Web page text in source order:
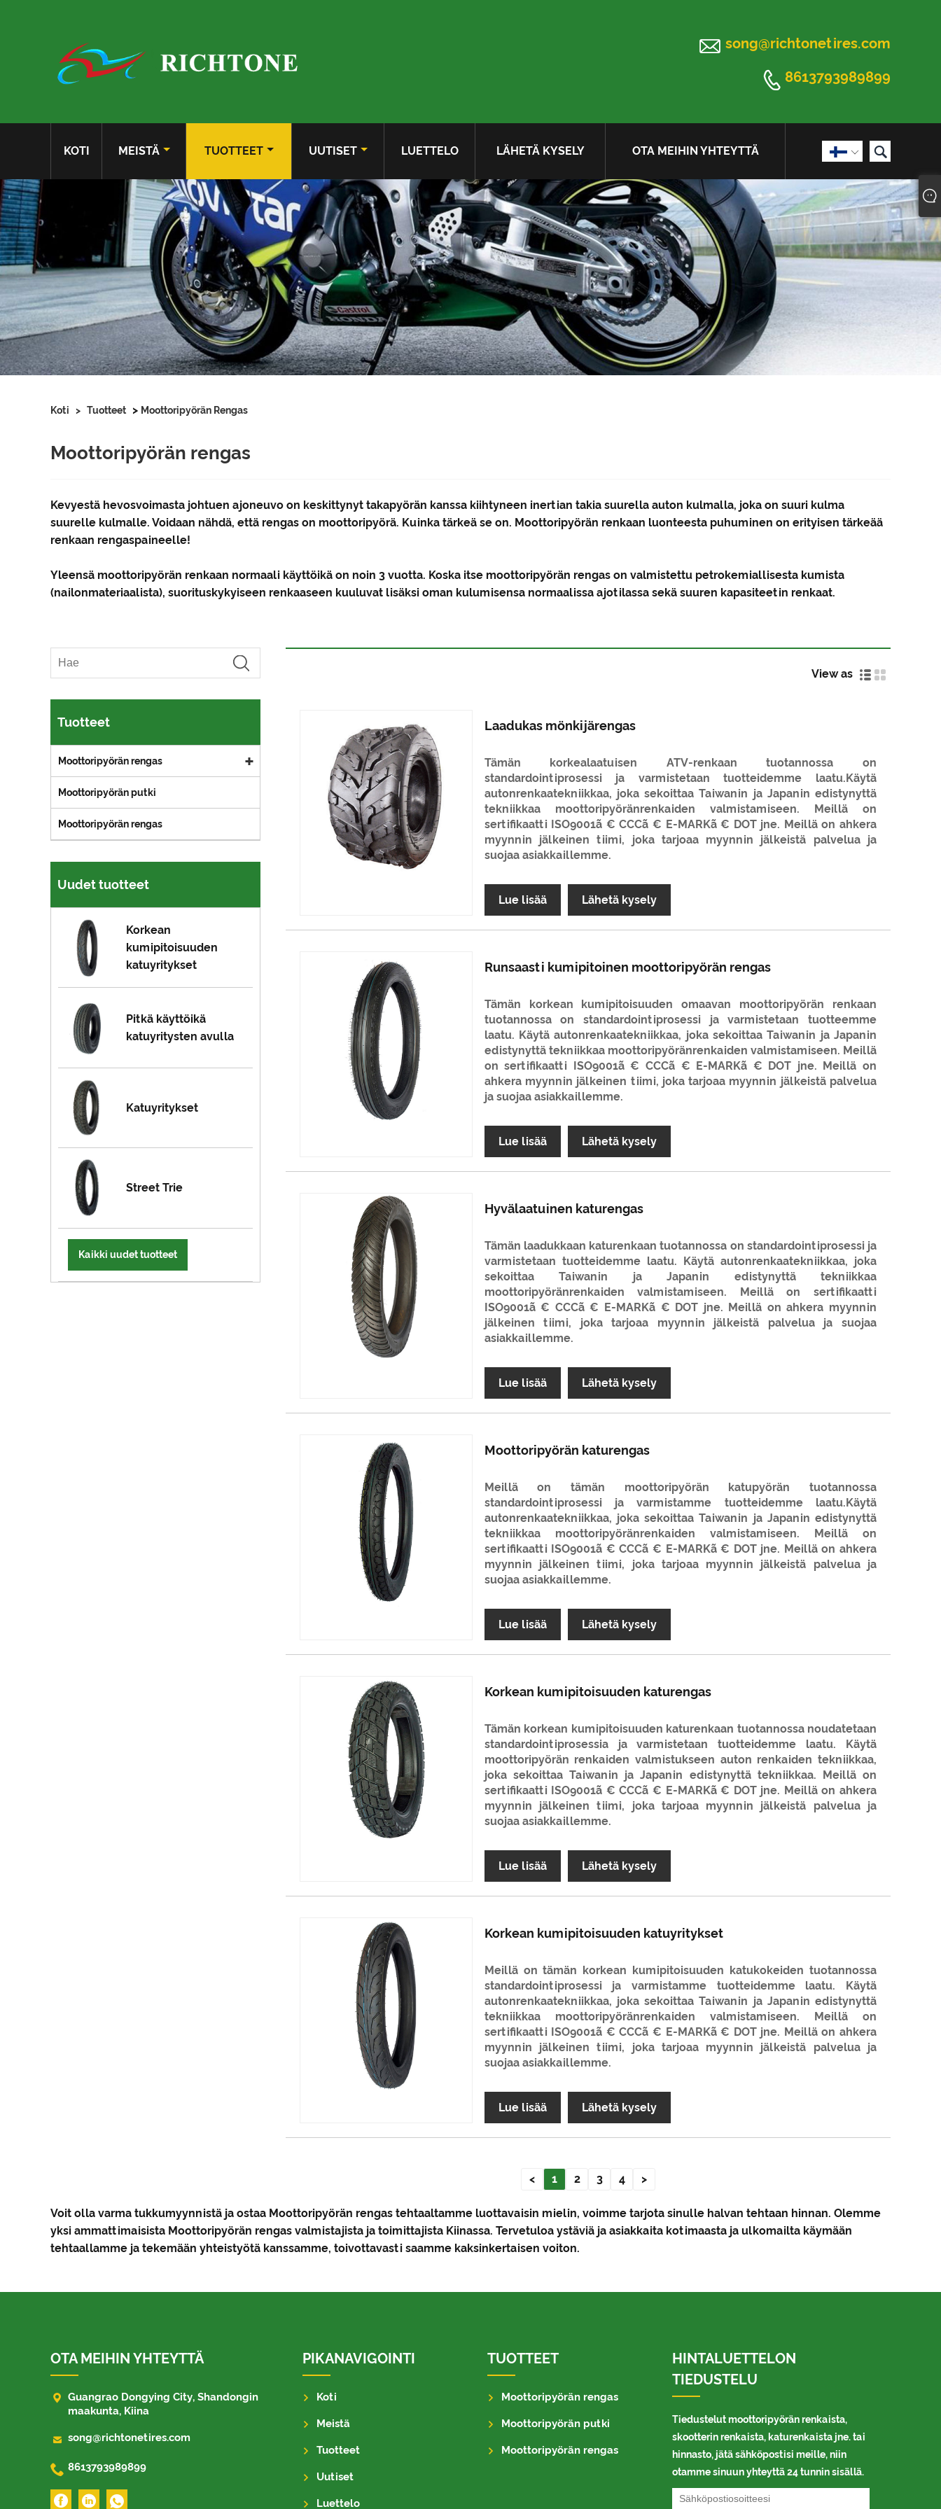
 song@richtonetires.com
 8613793989899
 
KOTI MEISTÄ TUOTTEET UUTISET LUETTELO LÄHETÄ KYSELY OTA MEIHIN YHTEYTTÄ
Koti > Tuotteet > Moottoripyörän Rengas
Moottoripyörän rengas
Kevyestä hevosvoimasta johtuen ajoneuvo on keskittynyt takapyörän kanssa kiihtyneen inertian takia suurella auton kulmalla, joka on suuri kulma
suurelle kulmalle. Voidaan nähdä, että rengas on moottoripyörä. Kuinka tärkeä se on. Moottoripyörän renkaan luonteesta puhuminen on erityisen tärkeää
renkaan rengaspaineelle!
Yleensä moottoripyörän renkaan normaali käyttöikä on noin 3 vuotta. Koska itse moottoripyörän rengas on valmistettu petrokemiallisesta kumista
(nailonmateriaalista), suorituskykyiseen renkaaseen kuuluvat lisäksi oman kulumisensa normaalissa ajotilassa sekä suuren kapasiteetin renkaat.
Tuotteet
Moottoripyörän rengas
Moottoripyörän putki
Moottoripyörän rengas
Uudet tuotteet
Korkean
kumipitoisuuden
katuyritykset
Pitkä käyttöikä
katuyritysten avulla
Katuyritykset
Street Trie
Kaikki uudet tuotteet
View as
Laadukas mönkijärengas
Tämän korkealaatuisen ATV-renkaan tuotannossa on
standardointiprosessi ja varmistetaan tuotteidemme laatu.Käytä
autonrenkaatekniikkaa, joka sekoittaa Taiwanin ja Japanin edistynyttä
tekniikkaa moottoripyöränrenkaiden valmistamiseen. Meillä on
sertifikaatti ISO9001ã € CCCã € E-MARKã € DOT jne. Meillä on ahkera
myynnin jälkeinen tiimi, joka tarjoaa myynnin jälkeistä palvelua ja
suojaa asiakkaillemme.
Lue lisää Lähetä kysely
Runsaasti kumipitoinen moottoripyörän rengas
Tämän korkean kumipitoisuuden omaavan moottoripyörän renkaan
tuotannossa on standardointiprosessi ja varmistetaan tuotteemme
laatu. Käytä autonrenkaatekniikkaa, joka sekoittaa Taiwanin ja Japanin
edistynyttä tekniikkaa moottoripyöränrenkaiden valmistamiseen. Meillä
on sertifikaatti ISO9001ã € CCCã € E-MARKã € DOT jne. Meillä on
ahkera myynnin jälkeinen tiimi, joka tarjoaa myynnin jälkeistä palvelua
ja suojaa asiakkaillemme.
Lue lisää Lähetä kysely
Hyvälaatuinen katurengas
Tämän laadukkaan katurenkaan tuotannossa on standardointiprosessi ja
varmistetaan tuotteidemme laatu. Käytä autonrenkaatekniikkaa, joka
sekoittaa Taiwanin ja Japanin edistynyttä tekniikkaa
moottoripyöränrenkaiden valmistamiseen. Meillä on sertifikaatti
ISO9001ã € CCCã € E-MARKã € DOT jne. Meillä on ahkera myynnin
jälkeinen tiimi, joka tarjoaa myynnin jälkeistä palvelua ja suojaa
asiakkaillemme.
Lue lisää Lähetä kysely
Moottoripyörän katurengas
Meillä on tämän moottoripyörän katupyörän tuotannossa
standardointiprosessi ja varmistamme tuotteidemme laatu.Käytä
autonrenkaatekniikkaa, joka sekoittaa Taiwanin ja Japanin edistynyttä
tekniikkaa moottoripyöränrenkaiden valmistamiseen. Meillä on
sertifikaatti ISO9001ã € CCCã € E-MARKã € DOT jne. Meillä on ahkera
myynnin jälkeinen tiimi, joka tarjoaa myynnin jälkeistä palvelua ja
suojaa asiakkaillemme.
Lue lisää Lähetä kysely
Korkean kumipitoisuuden katurengas
Tämän korkean kumipitoisuuden katurenkaan tuotannossa noudatetaan
standardointiprosessia ja varmistetaan tuotteidemme laatu. Käytä
moottoripyörän renkaiden valmistukseen auton renkaiden tekniikkaa,
joka sekoittaa Taiwanin ja Japanin edistynyttä tekniikkaa. Meillä on
sertifikaatti ISO9001ã € CCCã € E-MARKã € DOT jne. Meillä on ahkera
myynnin jälkeinen tiimi, joka tarjoaa myynnin jälkeistä palvelua ja
suojaa asiakkaillemme.
Lue lisää Lähetä kysely
Korkean kumipitoisuuden katuyritykset
Meillä on tämän korkean kumipitoisuuden katukokeiden tuotannossa
standardointiprosessi ja varmistamme tuotteidemme laatu. Käytä
autonrenkaatekniikkaa, joka sekoittaa Taiwanin ja Japanin edistynyttä
tekniikkaa moottoripyöränrenkaiden valmistamiseen. Meillä on
sertifikaatti ISO9001ã € CCCã € E-MARKã € DOT jne. Meillä on ahkera
myynnin jälkeinen tiimi, joka tarjoaa myynnin jälkeistä palvelua ja
suojaa asiakkaillemme.
Lue lisää Lähetä kysely
< 1 2 3 4 >
Voit olla varma tukkumyynnistä ja ostaa Moottoripyörän rengas tehtaaltamme luottavaisin mielin, voimme tarjota sinulle halvan tehtaan hinnan. Olemme
yksi ammattimaisista Moottoripyörän rengas valmistajista ja toimittajista Kiinassa. Tervetuloa ystäviä ja asiakkaita kotimaasta ja ulkomailta käymään
tehtaallamme ja tekemään yhteistyötä kanssamme, toivottavasti saamme kaksinkertaisen voiton.
OTA MEIHIN YHTEYTTÄ
 Guangrao Dongying City, Shandongin
maakunta, Kiina
 song@richtonetires.com
 8613793989899
PIKANAVIGOINTI
Koti
Meistä
Tuotteet
Uutiset
Luettelo
TUOTTEET
Moottoripyörän rengas
Moottoripyörän putki
Moottoripyörän rengas
HINTALUETTELON
TIEDUSTELU
Tiedustelut moottoripyörän renkaista,
skootterin renkaista, katurenkaista jne. tai
hinnasto, jätä sähköpostisi meille, niin
otamme sinuun yhteyttä 24 tunnin sisällä.